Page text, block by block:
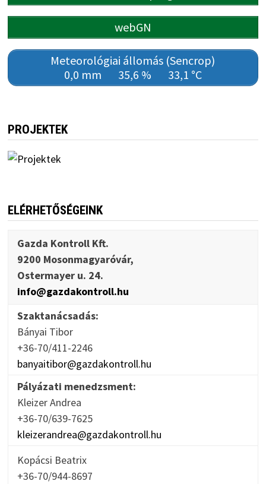
webGN
Meteorológiai állomás (Sencrop)
0,0 mm
35,6 % 33,1 °C
PROJEKTEK
ELÉRHETŐSÉGEINK
Gazda Kontroll Kft.
9200 Mosonmagyaróvár,
Ostermayer u. 24.
info@gazdakontroll.hu
Szaktanácsadás:
Bányai Tibor
+36-70/411-2246
banyaitibor@gazdakontroll.hu
Pályázati menedzsment:
Kleizer Andrea
+36-70/639-7625
kleizerandrea@gazdakontroll.hu
Kopácsi Beatrix
+36-70/944-8697